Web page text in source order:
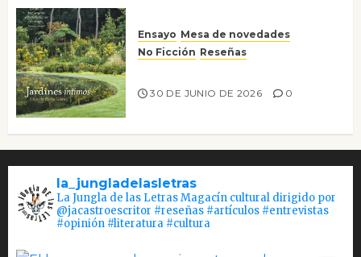
Ensayo Mesa de novedades
No Ficción Reseñas
30 DE JUNIO DE 2026 0
la_jungladelasletras
La Jungla de las Letras Magacín cultural dirigido por
@jacastroescritor #reseñas #artículos #entrevistas
#opinión #literatura #cultura